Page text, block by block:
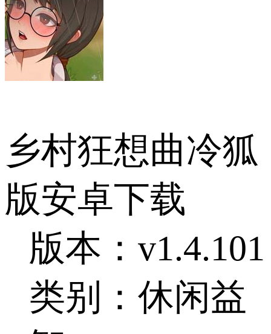
乡村狂想曲冷狐
版安卓下载
版本：v1.4.101
类别：休闲益